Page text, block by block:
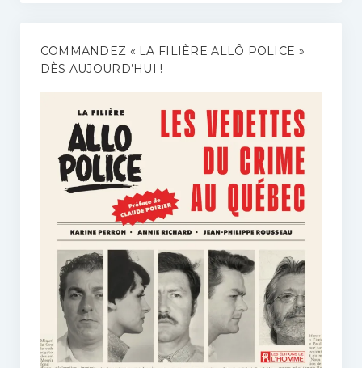
COMMANDEZ « LA FILIÈRE ALLÔ POLICE »
DÈS AUJOURD’HUI !